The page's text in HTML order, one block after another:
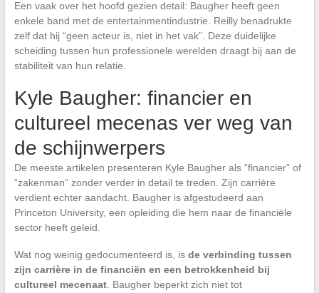
Een vaak over het hoofd gezien detail: Baugher heeft geen
enkele band met de entertainmentindustrie. Reilly benadrukte
zelf dat hij “geen acteur is, niet in het vak”. Deze duidelijke
scheiding tussen hun professionele werelden draagt bij aan de
stabiliteit van hun relatie.
Kyle Baugher: financier en
cultureel mecenas ver weg van
de schijnwerpers
De meeste artikelen presenteren Kyle Baugher als “financier” of
“zakenman” zonder verder in detail te treden. Zijn carrière
verdient echter aandacht. Baugher is afgestudeerd aan
Princeton University, een opleiding die hem naar de financiële
sector heeft geleid.
Wat nog weinig gedocumenteerd is, is de verbinding tussen
zijn carrière in de financiën en een betrokkenheid bij
cultureel mecenaat. Baugher beperkt zich niet tot